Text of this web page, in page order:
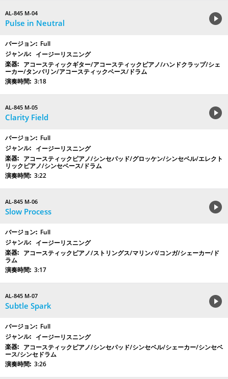
AL-845 M-04
Pulse in Neutral
Full
イージーリスニング
アコースティックギター/アコースティックピアノ/ハンドクラップ/シェ
ーカー/タンバリン/アコースティックベース/ドラム
3:18
AL-845 M-05
Clarity Field
Full
イージーリスニング
アコースティックピアノ/シンセパッド/グロッケン/シンセベル/エレクト
リックピアノ/シンセベース/ドラム
3:22
AL-845 M-06
Slow Process
Full
イージーリスニング
アコースティックピアノ/ストリングス/マリンバ/コンガ/シェーカー/ド
ラム
3:17
AL-845 M-07
Subtle Spark
Full
イージーリスニング
アコースティックピアノ/シンセパッド/シンセベル/シェーカー/シンセベ
ース/シンセドラム
3:26